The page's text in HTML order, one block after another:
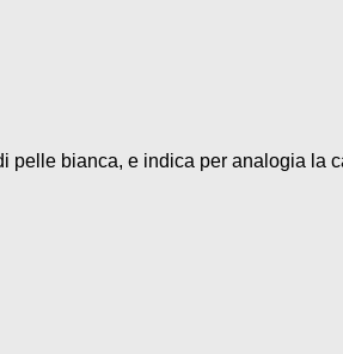
bianca, e indica per analogia la